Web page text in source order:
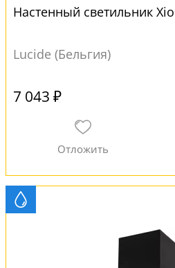
Настенный светильник
Lucide (Бельгия)
7 043 ₽